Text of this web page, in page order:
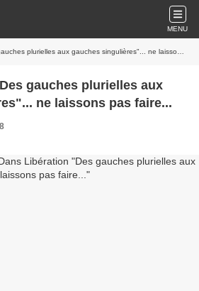
MENU
plurielles aux gauches singulières"... ne laissons pas faire...
gauches plurielles aux
ne laissons pas faire...